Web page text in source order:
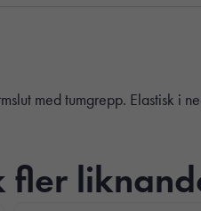
med tumgrepp. Elastisk i
fler